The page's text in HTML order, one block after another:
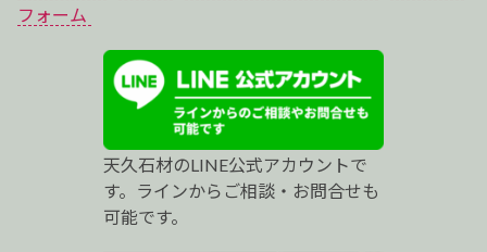
ス
ト
ロ
フォーム
天久石材のLINE公式アカウントで
す。ラインからご相談・お問合せも
可能です。